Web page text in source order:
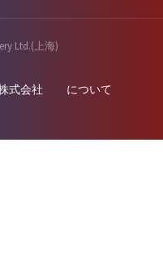
Ltd.(上海)
式会社
について